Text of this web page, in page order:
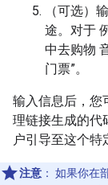
（可选）
途。对于
中去购物
门票”。
输入信息后，您
理链接生成的代
户引导至这个特
注意 ： 如果你在